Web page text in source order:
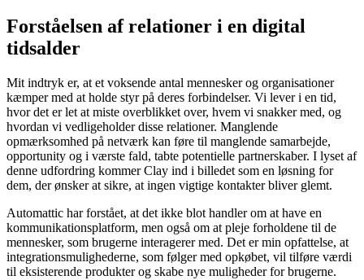
Forståelsen af relationer i en digital
tidsalder
Mit indtryk er, at et voksende antal mennesker og organisationer
kæmper med at holde styr på deres forbindelser. Vi lever i en tid,
hvor det er let at miste overblikket over, hvem vi snakker med, og
hvordan vi vedligeholder disse relationer. Manglende
opmærksomhed på netværk kan føre til manglende samarbejde,
opportunity og i værste fald, tabte potentielle partnerskaber. I lyset af
denne udfordring kommer Clay ind i billedet som en løsning for
dem, der ønsker at sikre, at ingen vigtige kontakter bliver glemt.
Automattic har forstået, at det ikke blot handler om at have en
kommunikationsplatform, men også om at pleje forholdene til de
mennesker, som brugerne interagerer med. Det er min opfattelse, at
integrationsmulighederne, som følger med opkøbet, vil tilføre værdi
til eksisterende produkter og skabe nye muligheder for brugerne.